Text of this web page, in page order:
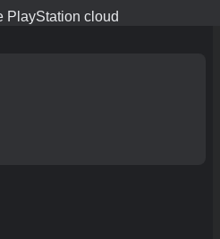
PlayStation cloud